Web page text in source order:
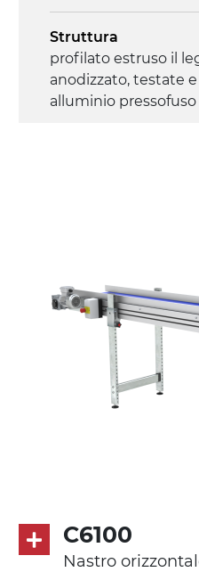
Struttura
profilato estruso il
anodizzato, testate
alluminio pressofuso
alluminio
in metallo zincato,
con/senza freno (2+2)
Tappeto
PU superficie blue
profili di trasporto in
230/400Vac-50Hz-3F
C6100
Nastro